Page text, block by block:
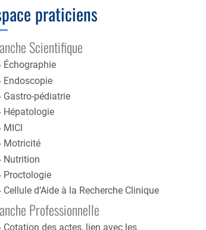
praticiens
Scientifique
Échographie
Endoscopie
Gastro-pédiatrie
Hépatologie
MICI
Motricité
Nutrition
Proctologie
Cellule d’Aide à la Recherche Clinique
Professionnelle
Cotation des actes, lien avec les